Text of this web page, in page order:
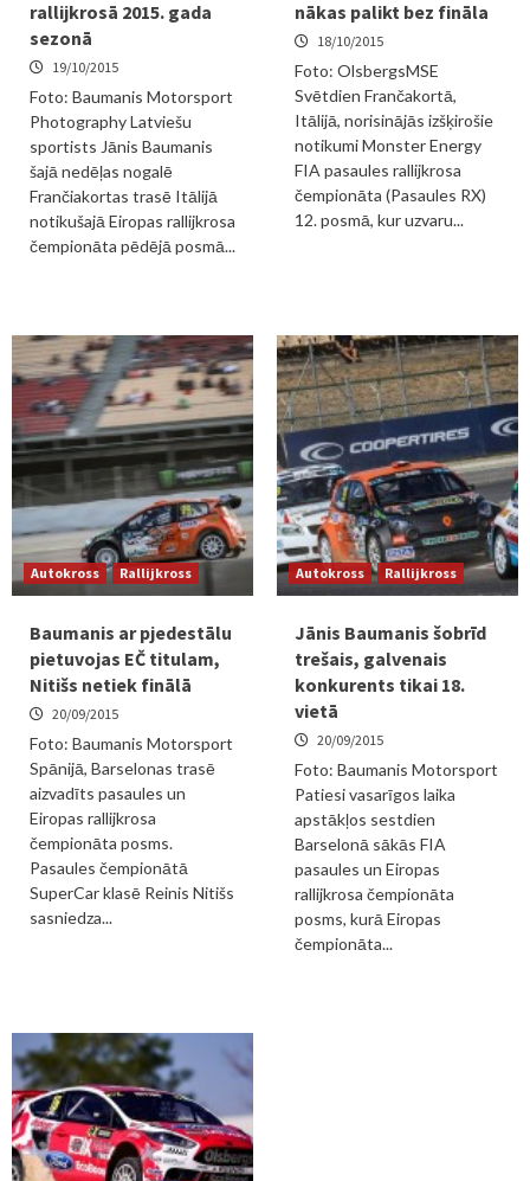
rallijkrosā 2015. gada
sezonā
19/10/2015
Foto: Baumanis Motorsport
Photography Latviešu
sportists Jānis Baumanis
šajā nedēļas nogalē
Frančiakortas trasē Itālijā
notikušajā Eiropas rallijkrosa
čempionāta pēdējā posmā...
nākas palikt bez fināla
18/10/2015
Foto: OlsbergsMSE
Svētdien Frančakortā,
Itālijā, norisinājās izšķirošie
notikumi Monster Energy
FIA pasaules rallijkrosa
čempionāta (Pasaules RX)
12. posmā, kur uzvaru...
Autokross Rallijkross
Baumanis ar pjedestālu
pietuvojas EČ titulam,
Nitišs netiek finālā
20/09/2015
Foto: Baumanis Motorsport
Spānijā, Barselonas trasē
aizvadīts pasaules un
Eiropas rallijkrosa
čempionāta posms.
Pasaules čempionātā
SuperCar klasē Reinis Nitišs
sasniedza...
Autokross Rallijkross
Jānis Baumanis šobrīd
trešais, galvenais
konkurents tikai 18.
vietā
20/09/2015
Foto: Baumanis Motorsport
Patiesi vasarīgos laika
apstākļos sestdien
Barselonā sākās FIA
pasaules un Eiropas
rallijkrosa čempionāta
posms, kurā Eiropas
čempionāta...